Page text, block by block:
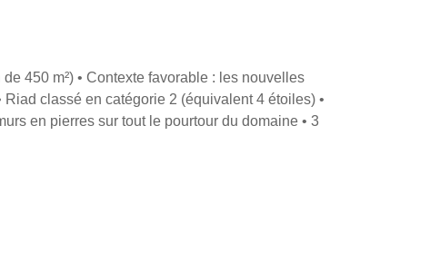
450 m²) • Contexte favorable : les nouvelles
classé en catégorie 2 (équivalent 4 étoiles) •
en pierres sur tout le pourtour du domaine • 3